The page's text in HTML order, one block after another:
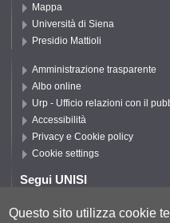
Mappa
Università di Siena
Presidio Mattioli
Amministrazione trasparente
Albo online
Urp - Ufficio relazioni con il
Accessibilità
Privacy e Cookie policy
Cookie settings
Segui UNISI
Questo sito utilizza cookie